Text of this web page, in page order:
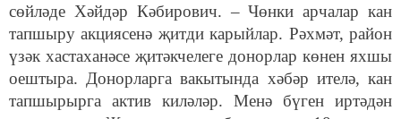
сөйләде Хәйдәр Кәбирович. – Чөнки арчалар кан
тапшыру акциясенә җитди карыйлар. Рәхмәт, район
үзәк хастаханәсе җитәкчелеге донорлар көнен яхшы
оештыра. Донорларга вакытында хәбәр ителә, кан
тапшырырга актив киләләр. Менә бүген иртәдән